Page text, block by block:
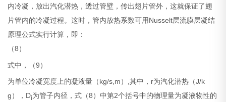
内冷凝，放出汽化潜热，透过管壁，传出翅片管外，这就保证了翅
片管内的冷凝过程。这时，管内放热系数可用Nusselt层流膜层凝结
原理公式实行计算，即：
（8）
式中， （9）
为单位冷凝宽度上的凝液量（kg/s,m）,其中，r为汽化潜热（J/k
g），Di为管子内径，式（8）中第2个括号中的物理量为凝液物性的